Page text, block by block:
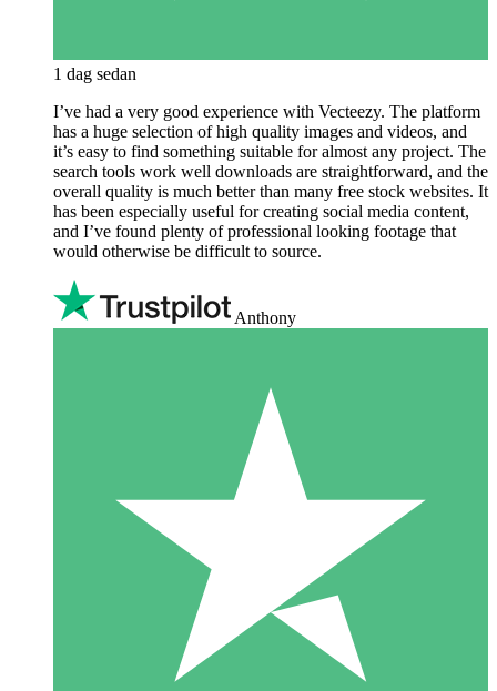
1 dag sedan
I’ve had a very good experience with Vecteezy. The platform
has a huge selection of high quality images and videos, and
it’s easy to find something suitable for almost any project. The
search tools work well downloads are straightforward, and the
overall quality is much better than many free stock websites. It
has been especially useful for creating social media content,
and I’ve found plenty of professional looking footage that
would otherwise be difficult to source.
Anthony